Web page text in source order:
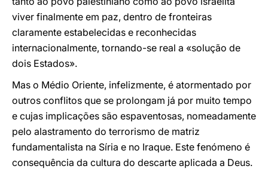
viver finalmente em paz, dentro de fronteiras
claramente estabelecidas e reconhecidas
internacionalmente, tornando-se real a «solução de
dois Estados».
Mas o Médio Oriente, infelizmente, é atormentado por
outros conflitos que se prolongam já por muito tempo
e cujas implicações são espaventosas, nomeadamente
pelo alastramento do terrorismo de matriz
fundamentalista na Síria e no Iraque. Este fenómeno é
consequência da cultura do descarte aplicada a Deus.